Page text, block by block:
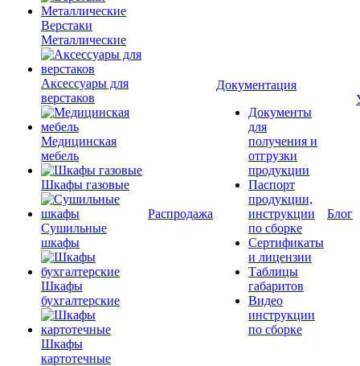
Верстаки
Металлические
Аксессуары для
верстаков
Медицинская
мебель
Шкафы газовые
Сушильные
шкафы
Шкафы
бухгалтерские
Шкафы
картотечные
Распродажа
Документация
Документы
для
получения и
отгрузки
продукции
Паспорт
продукции,
инструкции
по сборке
Сертификаты
и лицензии
Таблицы
габаритов
Видео
инструкции
по сборке
Блог